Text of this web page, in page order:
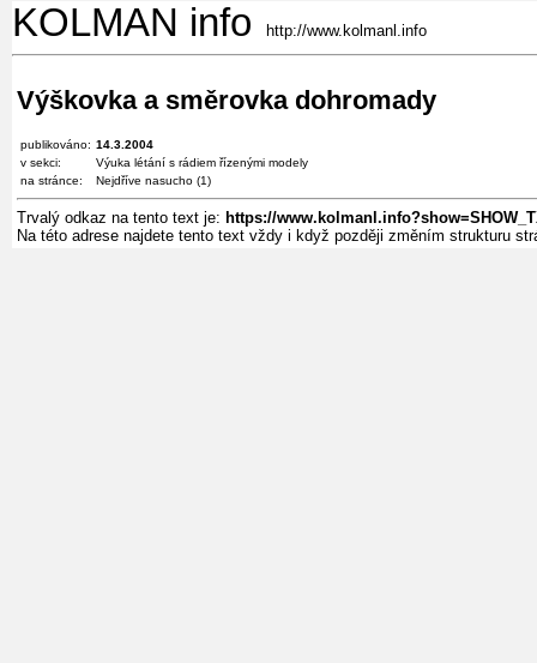
KOLMAN info http://www.kolmanl.info
Výškovka a směrovka dohromady
publikováno: 14.3.2004
v sekci:
Výuka létání s rádiem řízenými modely
na stránce:
Nejdříve nasucho (1)
Trvalý odkaz na tento text je: https://
Na této adrese najdete tento text vždy i když později změním strukturu